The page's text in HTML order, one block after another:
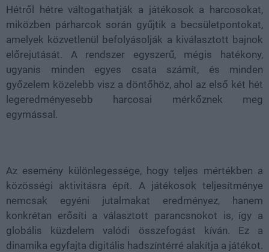
Hétről hétre váltogathatják a játékosok a harcosokat,
miközben párharcok során gyűjtik a becsületpontokat,
amelyek közvetlenül befolyásolják a kiválasztott bajnok
előrejutását. A rendszer egyszerű, mégis hatékony,
ugyanis minden egyes csata számít, és minden
győzelem közelebb visz a döntőhöz, ahol az első két hét
legeredményesebb harcosai mérkőznek meg
egymással.
Az esemény különlegessége, hogy teljes mértékben a
közösségi aktivitásra épít. A játékosok teljesítménye
nemcsak egyéni jutalmakat eredményez, hanem
konkrétan erősíti a választott parancsnokot is, így a
globális küzdelem valódi összefogást kíván. Ez a
dinamika egyfajta digitális hadszíntérré alakítja a játékot.